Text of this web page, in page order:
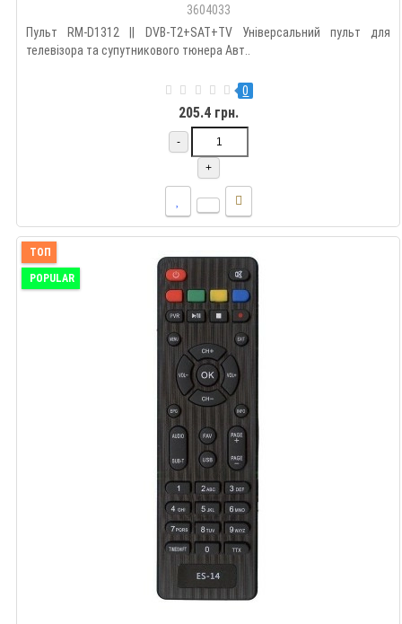
3604033
Пульт RM-D1312 || DVB-T2+SAT+TV Універсальний пульт для
телевізора та супутникового тюнера Авт..
0
205.4 грн.
-
+
ТОП
POPULAR